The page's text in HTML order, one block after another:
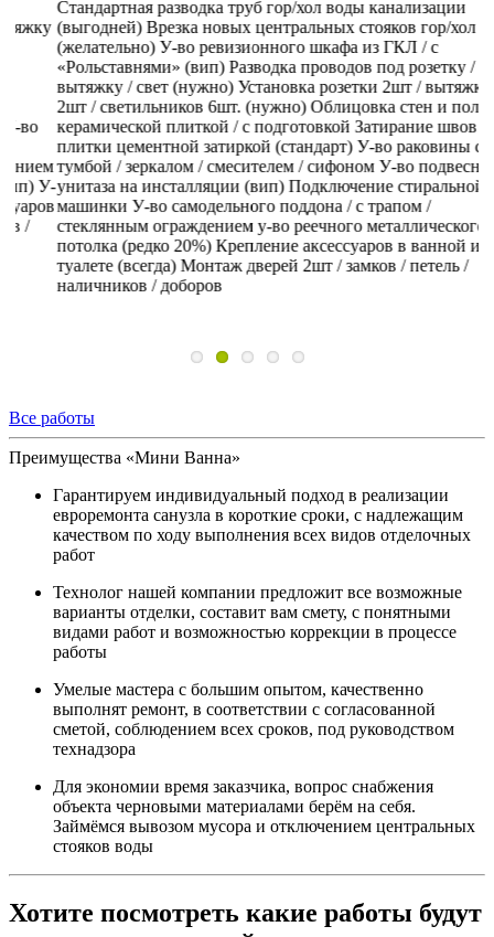
Стандартная разводка труб гор/хол воды канализации
(выгодней) Врезка новых центральных стояков гор/хол воды
(желательно) У-во ревизионного шкафа из ГКЛ / с
«Рольставнями» (вип) Разводка проводов под розетку /
вытяжку / свет (нужно) Установка розетки 2шт / вытяжки
2шт / светильников 6шт. (нужно) Облицовка стен и полов
керамической плиткой / с подготовкой Затирание швов
плитки цементной затиркой (стандарт) У-во раковины с
тумбой / зеркалом / смесителем / сифоном У-во подвесного
унитаза на инсталляции (вип) Подключение стиральной
машинки У-во самодельного поддона / с трапом /
стеклянным ограждением у-во реечного металлического
потолка (редко 20%) Крепление аксессуаров в ванной и
туалете (всегда) Монтаж дверей 2шт / замков / петель /
наличников / доборов
Все работы
Преимущества «Мини Ванна»
Гарантируем индивидуальный подход в реализации
евроремонта санузла в короткие сроки, с надлежащим
качеством по ходу выполнения всех видов отделочных
работ
Технолог нашей компании предложит все возможные
варианты отделки, составит вам смету, с понятными
видами работ и возможностью коррекции в процессе
работы
Умелые мастера с большим опытом, качественно
выполнят ремонт, в соответствии с согласованной
сметой, соблюдением всех сроков, под руководством
технадзора
Для экономии время заказчика, вопрос снабжения
объекта черновыми материалами берём на себя.
Займёмся вывозом мусора и отключением центральных
стояков воды
Хотите посмотреть какие работы будут